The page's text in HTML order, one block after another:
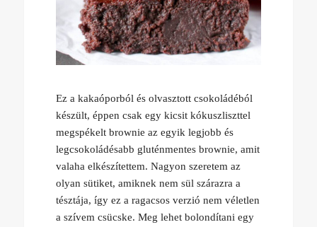
Ez a kakaóporból és olvasztott csokoládéból
készült, éppen csak egy kicsit kókuszliszttel
megspékelt brownie az egyik legjobb és
legcsokoládésabb gluténmentes brownie, amit
valaha elkészítettem. Nagyon szeretem az
olyan sütiket, amiknek nem sül szárazra a
tésztája, így ez a ragacsos verzió nem véletlen
a szívem csücske. Meg lehet bolondítani egy